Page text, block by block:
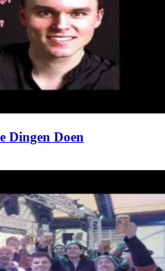
Dingen Doen